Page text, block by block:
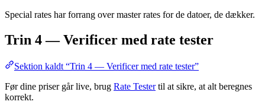
Special rates har forrang over master rates for de datoer, de dækker.
Trin 4 — Verificer med rate tester
Sektion kaldt “Trin 4 — Verificer med rate tester”
Før dine priser går live, brug Rate Testertil at sikre, at alt beregnes
korrekt.